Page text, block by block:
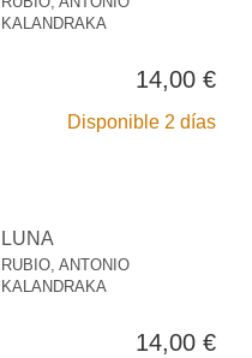
KALANDRAKA
14,00 €
Disponible 2 días
LUNA
RUBIO, ANTONIO
KALANDRAKA
14,00 €